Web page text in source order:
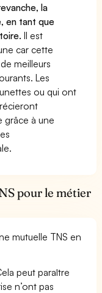
la
en tant que
Il est
car cette
meilleurs
Les
ou qui ont
grâce à une
pour le métier
mutuelle TNS en
peut paraître
n’ont pas